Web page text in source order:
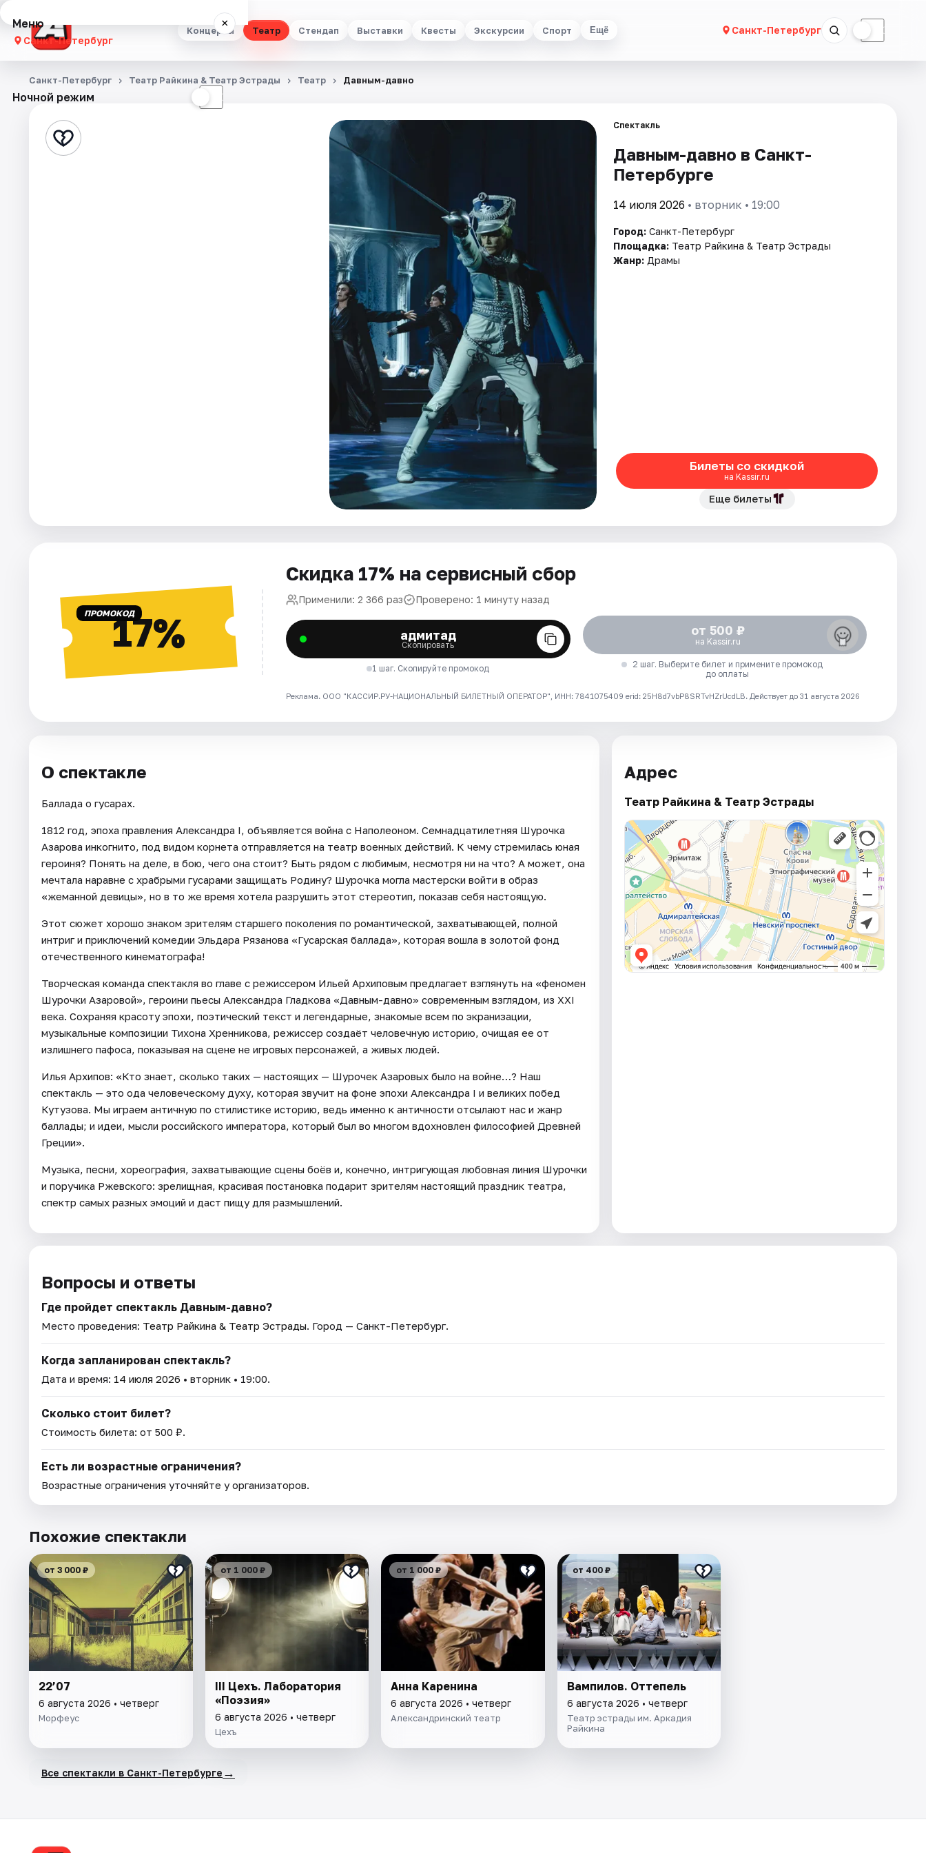
Концерты Театр Стендап Выставки Квесты Экскурсии Спорт Ещё Санкт-Петербург ☾
Меню ×
Санкт-Петербург
Концерты
Стендап
Ночной режим ☾
Санкт-Петербург Театр Райкина & Театр Эстрады Театр Давным-давно
Спектакль
Давным-давно в Санкт-
Петербурге
14 июля 2026 • вторник • 19:00
Город: Санкт-Петербург
Площадка: Театр Райкина & Театр Эстрады
Жанр: Драмы
Билеты со скидкой
на Kassir.ru
Еще билеты
ПРОМОКОД17%
Скидка 17% на сервисный сбор
Применили: 2 366 раз Проверено: 1 минуту назад
адмитад
Скопировать
1 шаг. Скопируйте промокод
от 500 ₽
на Kassir.ru
2 шаг. Выберите билет и примените промокод
до оплаты
Реклама. ООО "КАССИР.РУ-НАЦИОНАЛЬНЫЙ БИЛЕТНЫЙ ОПЕРАТОР", ИНН: 7841075409 erid: 25H8d7vbP8SRTvHZrUcdLB. Действует до 31 августа 2026
О спектакле
Баллада о гусарах.
1812 год, эпоха правления Александра I, объявляется война с Наполеоном. Семнадцатилетняя Шурочка
Азарова инкогнито, под видом корнета отправляется на театр военных действий. К чему стремилась юная
героиня? Понять на деле, в бою, чего она стоит? Быть рядом с любимым, несмотря ни на что? А может, она
мечтала наравне с храбрыми гусарами защищать Родину? Шурочка могла мастерски войти в образ
«жеманной девицы», но в то же время хотела разрушить этот стереотип, показав себя настоящую.
Этот сюжет хорошо знаком зрителям старшего поколения по романтической, захватывающей, полной
интриг и приключений комедии Эльдара Рязанова «Гусарская баллада», которая вошла в золотой фонд
отечественного кинематографа!
Творческая команда спектакля во главе с режиссером Ильей Архиповым предлагает взглянуть на «феномен
Шурочки Азаровой», героини пьесы Александра Гладкова «Давным-давно» современным взглядом, из XXI
века. Сохраняя красоту эпохи, поэтический текст и легендарные, знакомые всем по экранизации,
музыкальные композиции Тихона Хренникова, режиссер создаёт человечную историю, очищая ее от
излишнего пафоса, показывая на сцене не игровых персонажей, а живых людей.
Илья Архипов: «Кто знает, сколько таких — настоящих — Шурочек Азаровых было на войне…? Наш
спектакль — это ода человеческому духу, которая звучит на фоне эпохи Александра I и великих побед
Кутузова. Мы играем античную по стилистике историю, ведь именно к античности отсылают нас и жанр
баллады; и идеи, мысли российского императора, который был во многом вдохновлен философией Древней
Греции».
Музыка, песни, хореография, захватывающие сцены боёв и, конечно, интригующая любовная линия Шурочки
и поручика Ржевского: зрелищная, красивая постановка подарит зрителям настоящий праздник театра,
спектр самых разных эмоций и даст пищу для размышлений.
Адрес
Театр Райкина & Театр Эстрады
Вопросы и ответы
Где пройдет спектакль Давным-давно?
Место проведения: Театр Райкина & Театр Эстрады. Город — Санкт-Петербург.
Когда запланирован спектакль?
Дата и время: 14 июля 2026 • вторник • 19:00.
Сколько стоит билет?
Стоимость билета: от 500 ₽.
Есть ли возрастные ограничения?
Возрастные ограничения уточняйте у организаторов.
Похожие спектакли
от 3 000 ₽
22’07
6 августа 2026 • четверг
Морфеус
от 1 000 ₽
III Цехъ. Лаборатория
«Поэзия»
6 августа 2026 • четверг
Цехъ
от 1 000 ₽
Анна Каренина
6 августа 2026 • четверг
Александринский театр
от 400 ₽
Вампилов. Оттепель
6 августа 2026 • четверг
Театр эстрады им. Аркадия
Райкина
Все спектакли в Санкт-Петербурге →